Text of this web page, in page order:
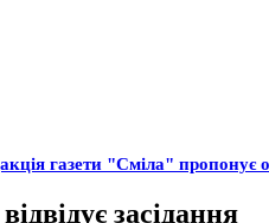
газети "Сміла" пропонує
засідання